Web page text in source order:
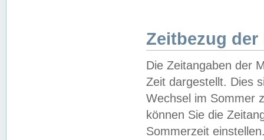
Zeitbezug der
Die Zeitangaben der
Zeit dargestellt. Dies
Wechsel im Sommer
können Sie die
Sommerzeit